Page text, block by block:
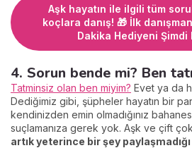
Aşk hayatın ile ilgili tüm
koçlara danış! 🎁 İlk
Dakika Hediyeni Şimdi
4. Sorun bende mi? Ben
Tatminsiz olan ben miyim? Evet ya da
Dediğimiz gibi, şüpheler hayatın bir
kendinizden emin olmadığınız
suçlamanıza gerek yok. Aşk ve çift
artık yeterince bir şey